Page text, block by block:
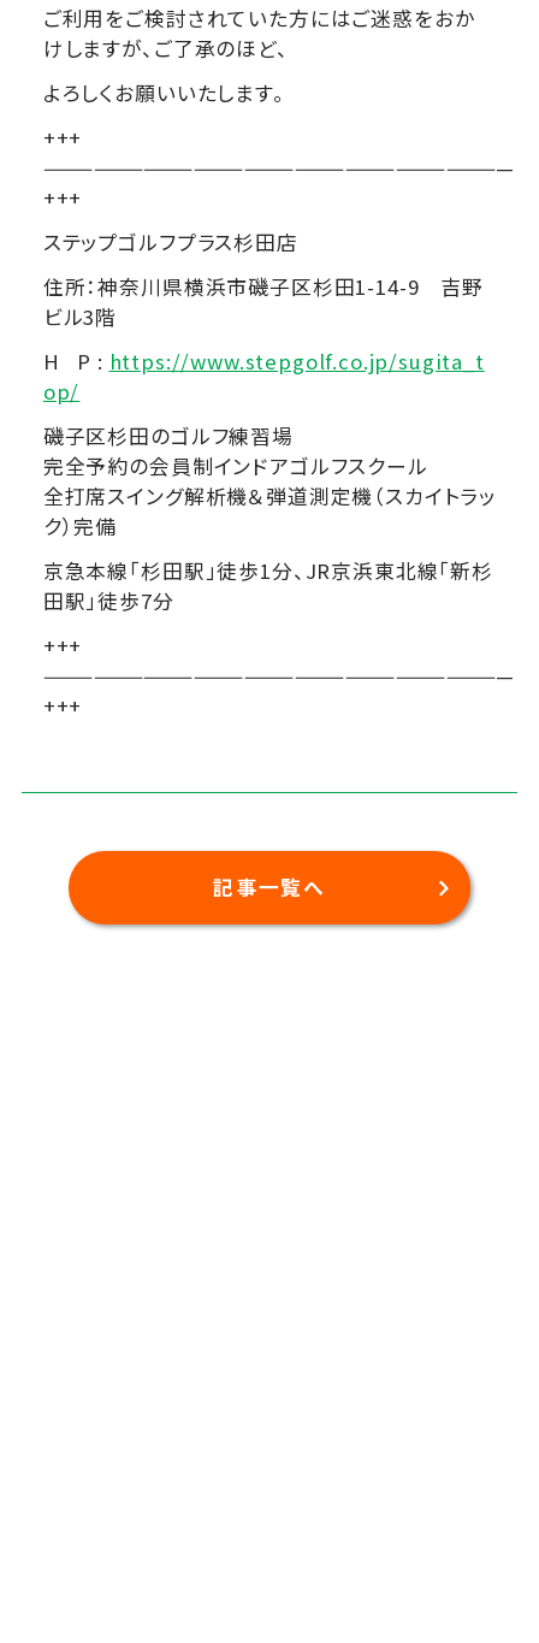
ご利用をご検討されていた方にはご迷惑をおか
けしますが、ご了承のほど、
よろしくお願いいたします。
+++
————————————————————————————
+++
ステップゴルフプラス杉田店
住所：神奈川県横浜市磯子区杉田1-14-9 吉野
ビル3階
H P : https://www.stepgolf.co.jp/sugita_t
op/
磯子区杉田のゴルフ練習場
完全予約の会員制インドアゴルフスクール
全打席スイング解析機＆弾道測定機（スカイトラッ
ク）完備
京急本線「杉田駅」徒歩1分、JR京浜東北線「新杉
田駅」徒歩7分
+++
————————————————————————————
+++
記事一覧へ